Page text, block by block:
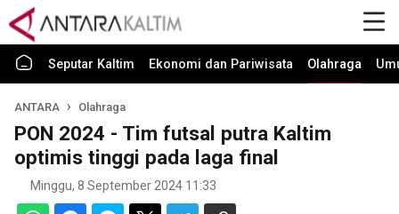
Seputar Kaltim Ekonomi dan Pariwisata Olahraga
ANTARA Olahraga
PON 2024 - Tim futsal putra Kaltim
optimis tinggi pada laga final
Minggu, 8 September 2024 11:33